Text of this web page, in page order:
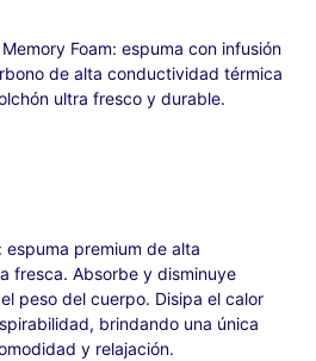
Foam: espuma con infusión
de alta conductividad térmica
ultra fresco y durable.
espuma premium de alta
fresca. Absorbe y disminuye
peso del cuerpo. Disipa el calor
brindando una única
y relajación.